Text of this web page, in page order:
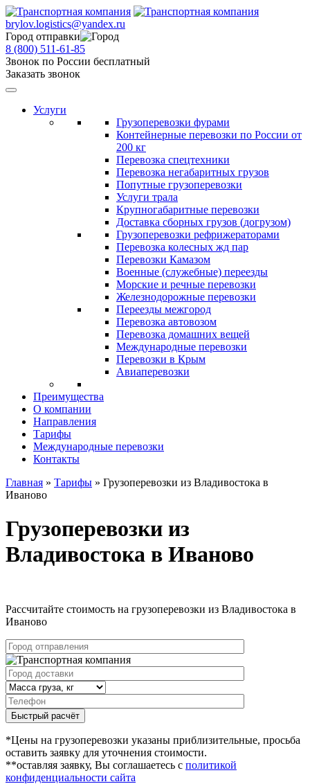
brylov.logistics@yandex.ru
Город отправки
8 (800) 511-61-85
Звонок по России бесплатный
Заказать звонок
Услуги
Грузоперевозки фурами
Контейнерные перевозки по России от
200 кг
Перевозка спецтехники
Перевозка негабаритных грузов
Попутные грузоперевозки
Услуги трала
Крупногабаритные перевозки
Доставка сборных грузов (догрузом)
Грузоперевозки рефрижераторами
Перевозка колесных жд пар
Перевозки Камазом
Военные (служебные) переезды
Морские и речные перевозки
Железнодорожные перевозки
Переезды межгород
Перевозка автовозом
Перевозка домашних вещей
Международные перевозки
Перевозки в Крым
Авиаперевозки
Преимущества
О компании
Направления
Тарифы
Международные перевозки
Контакты
Главная » Тарифы » Грузоперевозки из Владивостока в
Иваново
Грузоперевозки из
Владивостока в Иваново
Рассчитайте стоимость на грузоперевозки из Владивостока в
Иваново
Быстрый расчёт
*Цены на грузоперевозки указаны приблизительные, просьба
оставить заявку для уточнения стоимости.
**оставляя заявку, Вы соглашаетесь с политикой
конфиденциальности сайта